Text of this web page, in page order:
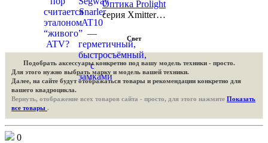
Оптика Prolight
серия Xmitter…
Свет
Подобрать аксессуары конкретно под вашу модель техники - просто.
Для этого нужно выбрать марку и модель вашей техники.
Далее, на сайте будут отображаться товары и рекомендации конкретно для
вашего квадроцикла.
Вернуть, отображение всех товаров сайта - просто, для этого нажмите Показать
все товары .
0